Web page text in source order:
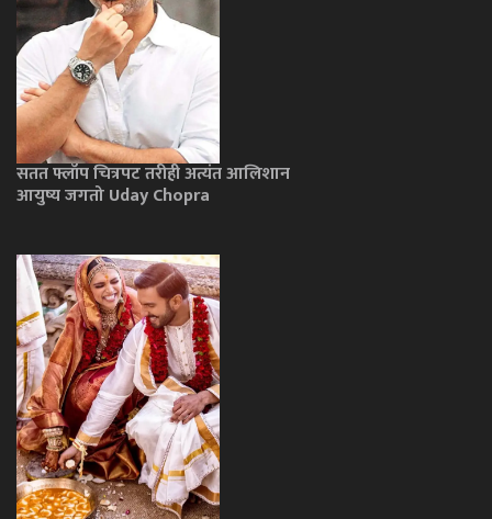
सतत फ्लॉप चित्रपट तरीही अत्यंत आलिशान
आयुष्य जगतो Uday Chopra